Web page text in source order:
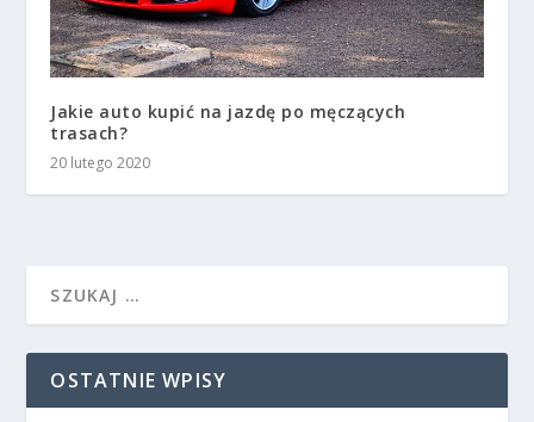
Jakie auto kupić na jazdę po męczących
trasach?
20 lutego 2020
OSTATNIE WPISY